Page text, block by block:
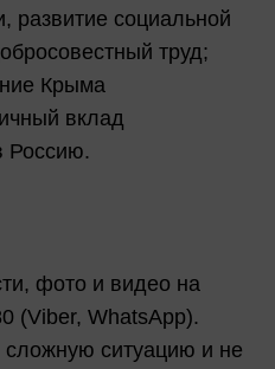
развитие социальной
труд;
Крыма
вклад
Россию.
фото и видео на
(Viber, WhatsApp).
ситуацию и не